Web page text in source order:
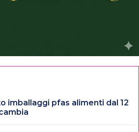
imballaggi pfas alimenti dal 12